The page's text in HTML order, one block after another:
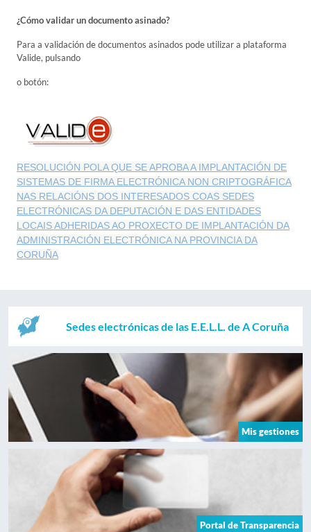
¿Cómo validar un documento asinado?
Para a validación de documentos asinados pode utilizar a plataforma
Valide, pulsando
o botón:
RESOLUCIÓN POLA QUE SE APROBA A IMPLANTACIÓN DE
SISTEMAS DE FIRMA ELECTRÓNICA NON CRIPTOGRÁFICA
NAS RELACIÓNS DOS INTERESADOS COAS SEDES
ELECTRÓNICAS DA DEPUTACIÓN E DAS ENTIDADES
LOCAIS ADHERIDAS AO PROXECTO DE IMPLANTACIÓN DA
ADMINISTRACIÓN ELECTRÓNICA NA PROVINCIA DA
CORUÑA
Sedes electrónicas de las E.E.L.L. de A Coruña
Mis gestiones
Portal de Transparencia